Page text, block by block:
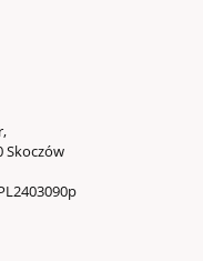
Skoczów